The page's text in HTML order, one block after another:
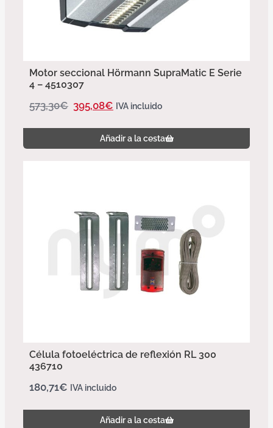
Motor seccional Hörmann SupraMatic E Serie
4 – 4510307
573,30€ 395,08€ IVA incluido
Añadir a la cesta
Célula fotoeléctrica de reflexión RL 300
436710
180,71€ IVA incluido
Añadir a la cesta